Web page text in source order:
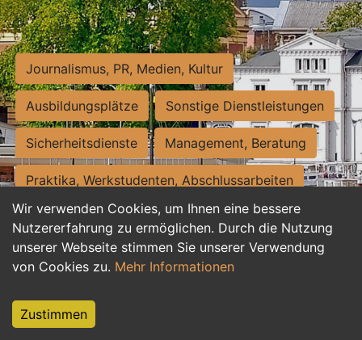
Wir verwenden Cookies, um Ihnen eine bessere
Nutzererfahrung zu ermöglichen. Durch die Nutzung
unserer Webseite stimmen Sie unserer Verwendung
von Cookies zu. Mehr Informationen
Zustimmen
Journalismus, PR, Medien, Kultur
Ausbildungsplätze Sonstige Dienstleistungen
Sicherheitsdienste Management, Beratung
Praktika, Werkstudenten, Abschlussarbeiten
Personalwesen Assistenz, Sekretariat
Hilfskräfte, Aushilfs- und Nebenjobs
Weiterbildung, Studium, duale Ausbildung